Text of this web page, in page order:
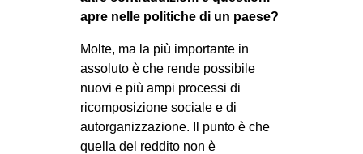
apre nelle politiche di un paese?
Molte, ma la più importante in
assoluto è che rende possibile
nuovi e più ampi processi di
ricomposizione sociale e di
autorganizzazione. Il punto è che
quella del reddito non è